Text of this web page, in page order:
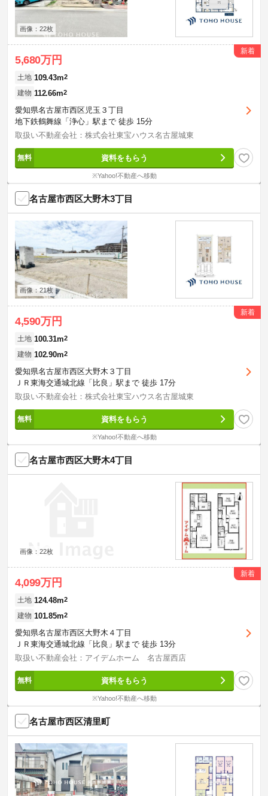
画像：22枚
5,680万円
新着
土地 109.43m2
建物 112.66m2
愛知県名古屋市西区児玉３丁目
地下鉄鶴舞線「浄心」駅まで 徒歩 15分
取扱い不動産会社：株式会社東宝ハウス名古屋城東
資料をもらう
※Yahoo!不動産へ移動
名古屋市西区大野木3丁目
画像：21枚
4,590万円
新着
土地 100.31m2
建物 102.90m2
愛知県名古屋市西区大野木３丁目
ＪＲ東海交通城北線「比良」駅まで 徒歩 17分
取扱い不動産会社：株式会社東宝ハウス名古屋城東
資料をもらう
※Yahoo!不動産へ移動
名古屋市西区大野木4丁目
画像：22枚
4,099万円
新着
土地 124.48m2
建物 101.85m2
愛知県名古屋市西区大野木４丁目
ＪＲ東海交通城北線「比良」駅まで 徒歩 13分
取扱い不動産会社：アイデムホーム 名古屋西店
資料をもらう
※Yahoo!不動産へ移動
名古屋市西区清里町